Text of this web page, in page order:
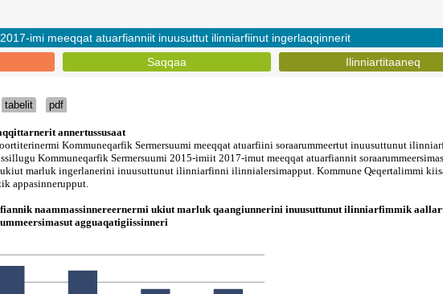
Saqqaa Ilinniartitaaneq
2017-imi meeqqat atuarfianniit inuusuttut ilinniarfiinut ingerlaqqinnerit
tabelit pdf